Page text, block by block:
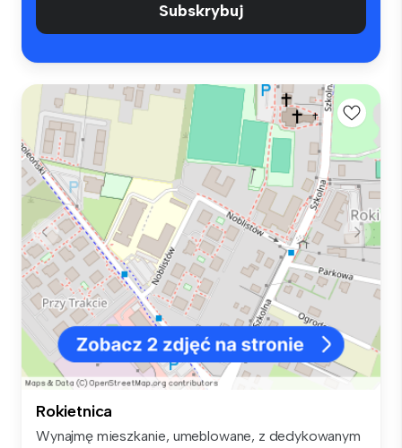
Subskrybuj
Rokietnica
Wynajmę mieszkanie, umeblowane, z dedykowanym